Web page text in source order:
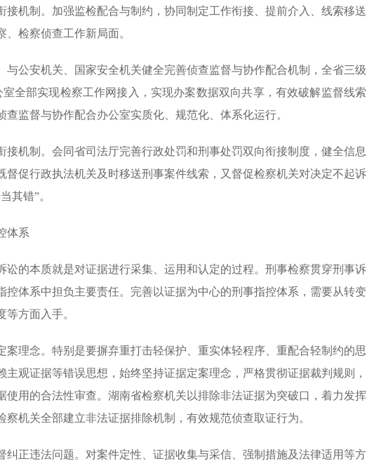
接机制。加强监检配合与制约，协同制定工作衔接、提前介入、线索移送
检察侦查工作新局面。
与公安机关、国家安全机关健全完善侦查监督与协作配合机制，全省三级
全部实现检察工作网接入，实现办案数据双向共享，有效破解监督线索
监督与协作配合办公室实质化、规范化、体系化运行。
接机制。会同省司法厅完善行政处罚和刑事处罚双向衔接制度，健全信息
督促行政执法机关及时移送刑事案件线索，又督促检察机关对决定不起诉
其错”。
体系
讼的本质就是对证据进行采集、运用和认定的过程。刑事检察贯穿刑事诉
控体系中担负主要责任。完善以证据为中心的刑事指控体系，需要从转变
方面入手。
案理念。特别是要摒弃重打击轻保护、重实体轻程序、重配合轻制约的思
观证据等错误思想，始终坚持证据定案理念，严格贯彻证据裁判规则，
使用的合法性审查。湖南省检察机关以排除非法证据为突破口，着力发挥
机关全部建立非法证据排除机制，有效规范侦查取证行为。
纠正违法问题。对案件定性、证据收集与采信、强制措施及法律适用等方